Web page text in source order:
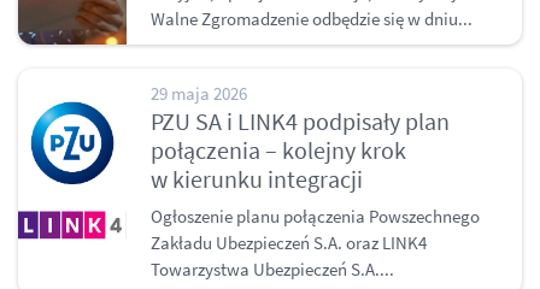
Walne Zgromadzenie odbędzie się w dniu...
29 maja 2026
PZU SA i LINK4 podpisały plan
połączenia – kolejny krok
w kierunku integracji
Ogłoszenie planu połączenia Powszechnego
Zakładu Ubezpieczeń S.A. oraz LINK4
Towarzystwa Ubezpieczeń S.A....